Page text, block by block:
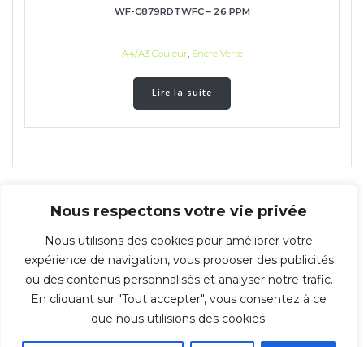
Nous respectons votre vie privée
Nous utilisons des cookies pour améliorer votre
expérience de navigation, vous proposer des publicités
ou des contenus personnalisés et analyser notre trafic.
En cliquant sur "Tout accepter", vous consentez à ce
que nous utilisions des cookies.
WF-C879RDTWFC – 26 PPM
A4/A3 Couleur, Encre Verte
Lire la suite
© 2026 Repro-IT - Groupe IT & You ©️ - SAS au capital de 350 000€ -
Immeuble l'ARSENAL 123, rue de Condé 59021 LILLE Cedex TÉL : 03 20 30 38